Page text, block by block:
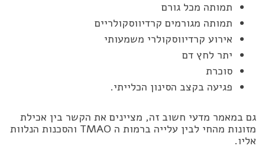
תמותה מכל גורם
תמותה מגורמים קרדיווסקולריים
אירוע קרדיווסקולרי משמעותי
יתר לחץ דם
סוכרת
פגיעה בקצב הסינון הכלייתי.
גם במאמר מדעי חשוב זה, מציינים את הקשר בין אכילת
מזונות מהחי לבין עלייה ברמות ה TMAO והסכנות הנלוות
אליו.